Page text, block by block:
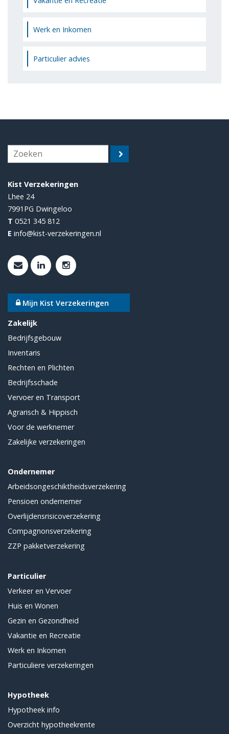
Werk en Inkomen
Particulier advies
Kist Verzekeringen
Lhee 24
7991PG Dwingeloo
T 0521 345 812
E info@kist-verzekeringen.nl
Mijn Kist Verzekeringen
Zakelijk
Bedrijfsgebouw
Inventaris
Rechten en Plichten
Bedrijfsschade
Vervoer en Transport
Agrarisch & Hippisch
Voor de werknemer
Zakelijke verzekeringen
Ondernemer
Arbeidsongeschiktheidsverzekering
Pensioen ondernemer
Overlijdensrisicoverzekering
Compagnonsverzekering
ZZP pakketverzekering
Particulier
Verkeer en Vervoer
Huis en Wonen
Gezin en Gezondheid
Vakantie en Recreatie
Werk en Inkomen
Particuliere verzekeringen
Hypotheek
Hypotheek info
Overzicht hypotheekrente